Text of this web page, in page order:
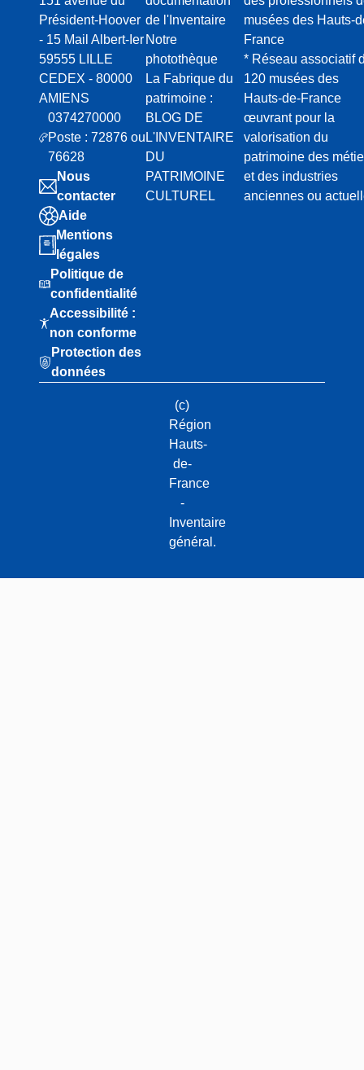
Président-Hoover
- 15 Mail Albert-Ier
59555 LILLE
CEDEX - 80000
AMIENS
0374270000
Poste : 72876 ou
76628
Nous
contacter
Aide
Mentions
légales
Politique de
confidentialité
Accessibilité :
non conforme
Protection des
données
de l'Inventaire
Notre
photothèque
La Fabrique du
patrimoine :
BLOG DE
L'INVENTAIRE
DU
PATRIMOINE
CULTUREL
musées des Hauts-
France
* Réseau associatif
120 musées des
Hauts-de-France
œuvrant pour la
valorisation du
patrimoine des
et des industries
anciennes ou
(c)
Région
Hauts-
de-
France
-
Inventaire
général.